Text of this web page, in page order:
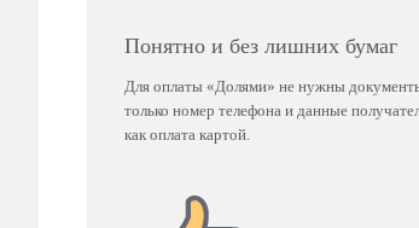
Понятно и без лишних бумаг
Для оплаты «Долями» не нужны
только номер телефона и данные
как оплата картой.